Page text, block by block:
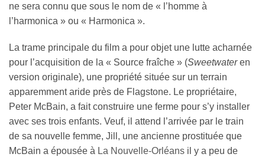
ne sera connu que sous le nom de « l’homme à
l’harmonica » ou « Harmonica ».
La trame principale du film a pour objet une lutte acharnée
pour l’acquisition de la « Source fraîche » (Sweetwateren
version originale), une propriété située sur un terrain
apparemment aride près de Flagstone. Le propriétaire,
Peter McBain, a fait construire une ferme pour s’y installer
avec ses trois enfants. Veuf, il attend l’arrivée par le train
de sa nouvelle femme, Jill, une ancienne prostituée que
McBain a épousée à La Nouvelle-Orléans il y a peu de